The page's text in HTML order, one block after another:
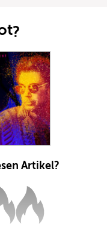
?
Artikel?